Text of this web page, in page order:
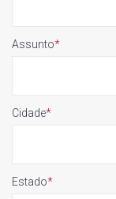
Assunto*
Cidade*
Estado*